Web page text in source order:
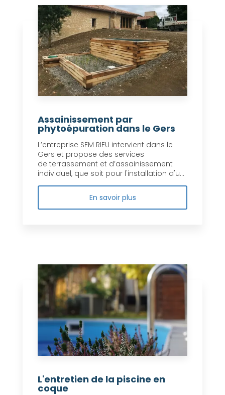
Assainissement par
phytoépuration dans le Gers
L’entreprise SFM RIEU intervient dans le
Gers et propose des services
de terrassement et d’assainissement
individuel, que soit pour l'installation d'u...
En savoir plus
L'entretien de la piscine en
coque